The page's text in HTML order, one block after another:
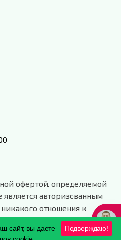
офертой, определяемой
является авторизованным
отношения к
лицам не имеет.
характер.Подверждаю!
сайт, вы даете